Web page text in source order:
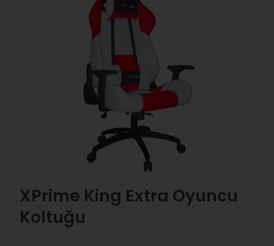
XPrime King Extra Oyuncu
Koltuğu